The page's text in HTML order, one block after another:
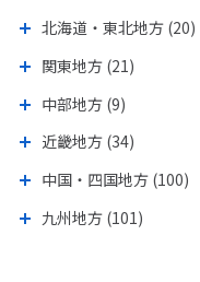
北海道・東北地方 (20)
関東地方 (21)
中部地方 (9)
近畿地方 (34)
中国・四国地方 (100)
九州地方 (101)